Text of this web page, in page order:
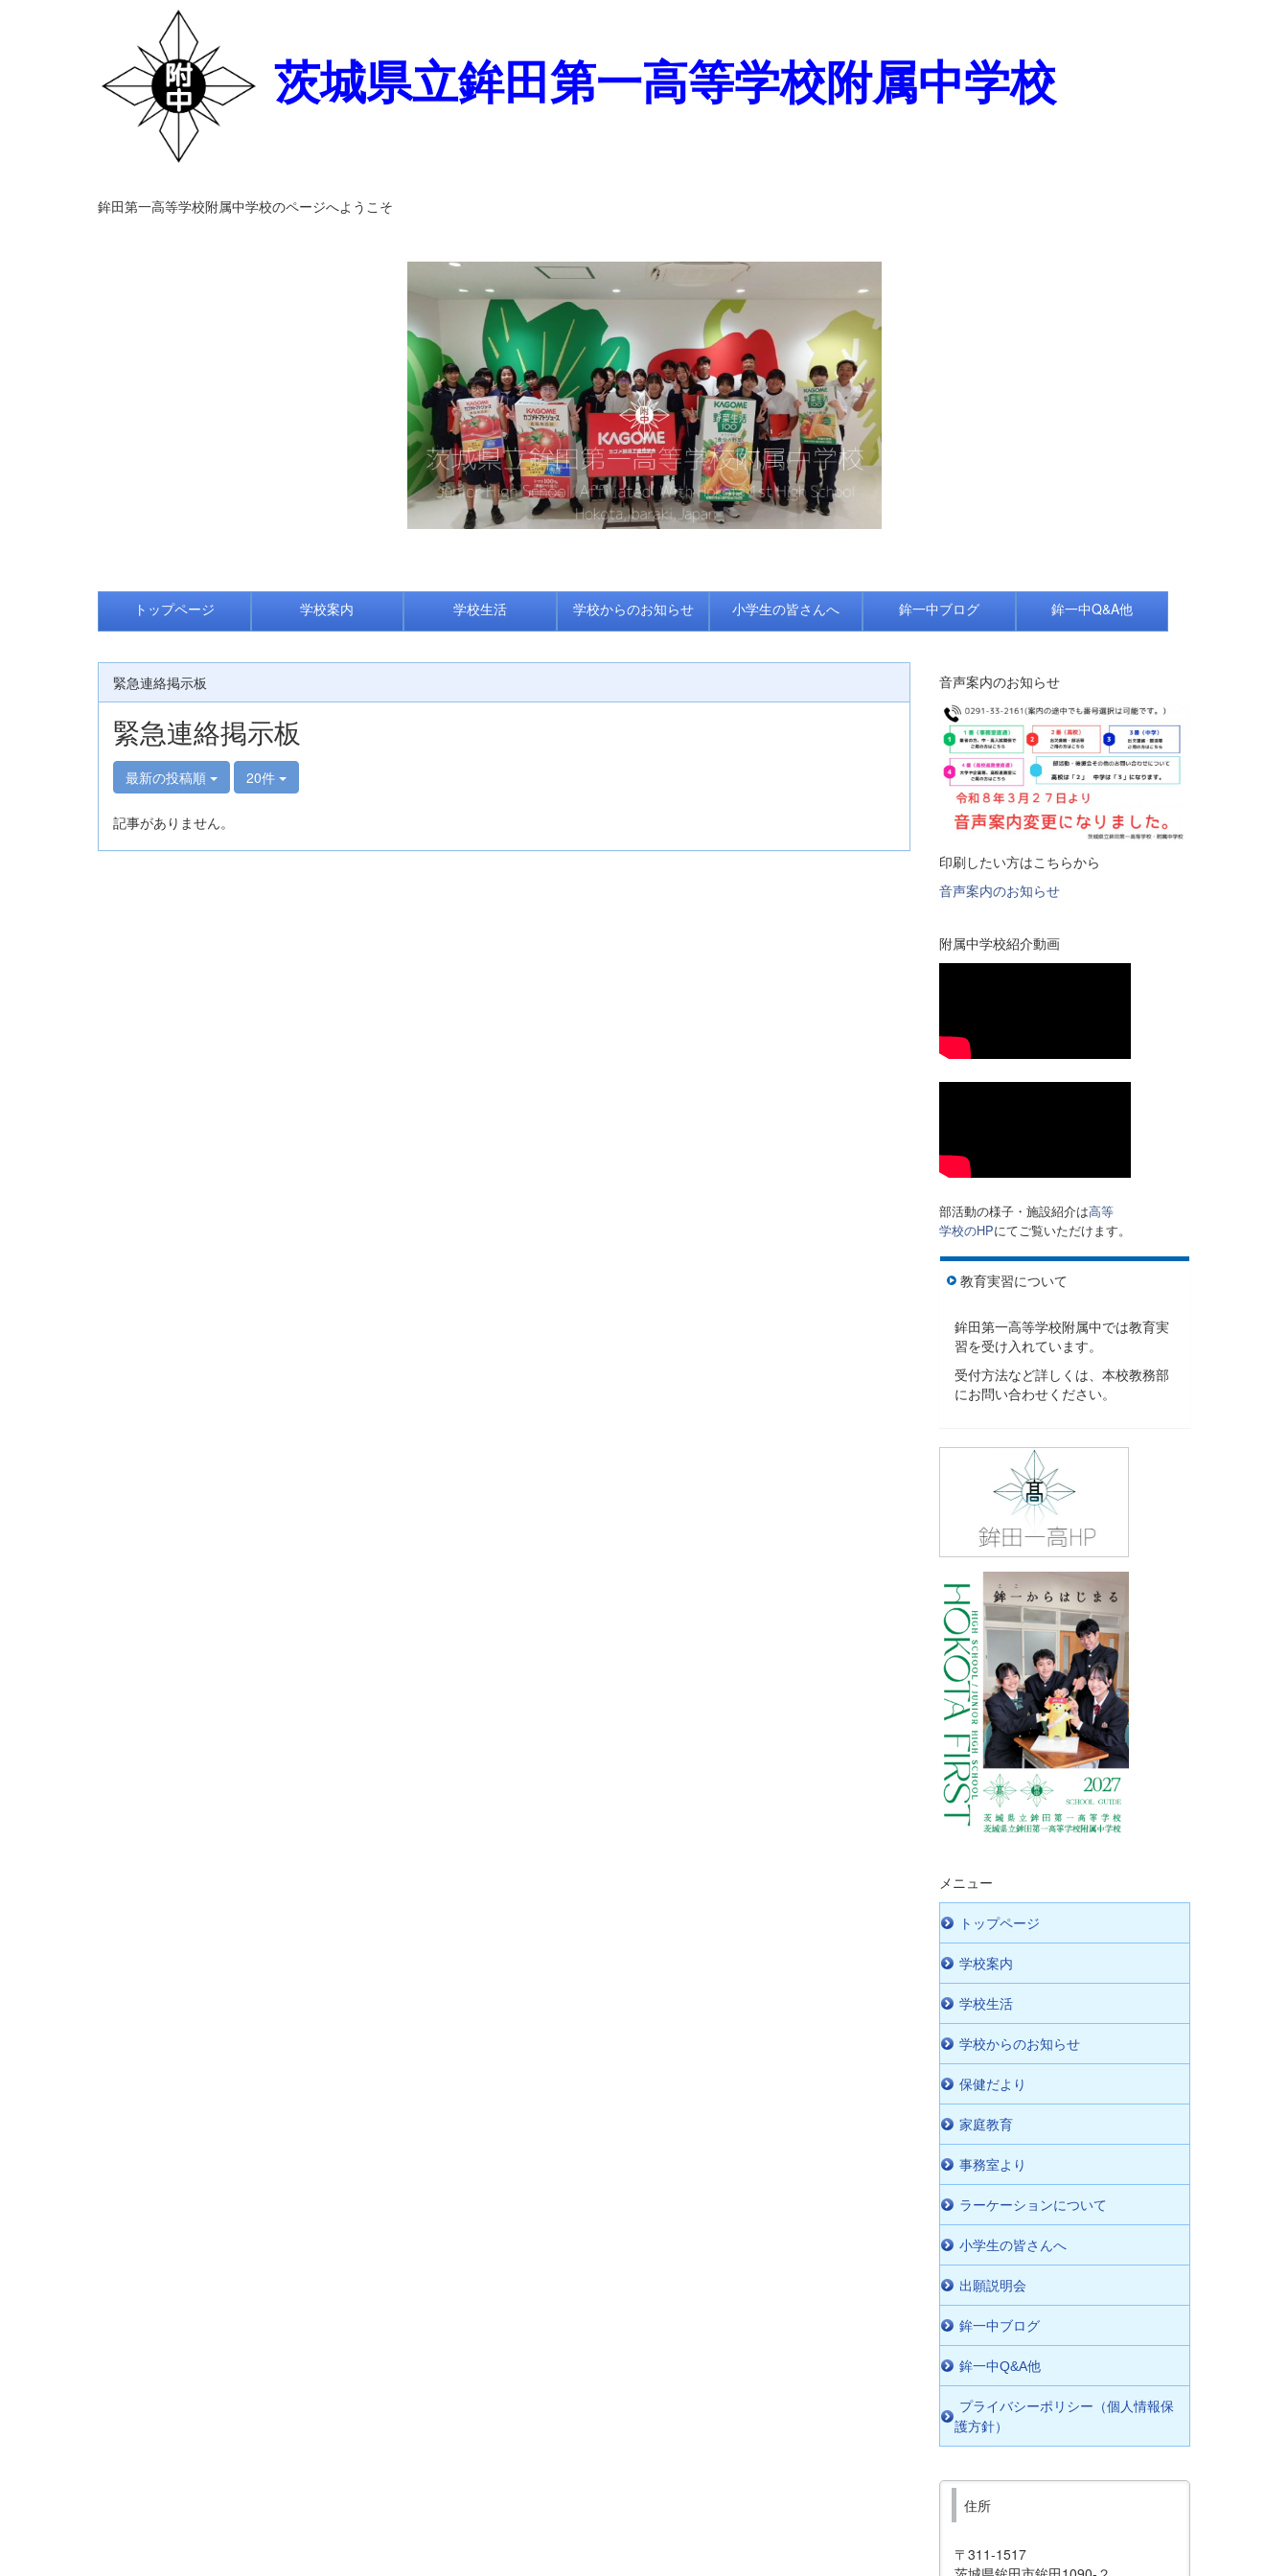
茨城県立鉾田第一高等学校附属中学校
鉾田第一高等学校附属中学校のページへようこそ
トップページ 学校案内 学校生活 学校からのお知らせ 小学生の皆さんへ 鉾一中ブログ 鉾一中Q&A他
緊急連絡掲示板
緊急連絡掲示板
最新の投稿順 20件
記事がありません。
音声案内のお知らせ
印刷したい方はこちらから
音声案内のお知らせ
附属中学校紹介動画
部活動の様子・施設紹介は高等
学校のHPにてご覧いただけます。
教育実習について
鉾田第一高等学校附属中では教育実
習を受け入れています。
受付方法など詳しくは、本校教務部
にお問い合わせください。
メニュー
トップページ
学校案内
学校生活
学校からのお知らせ
保健だより
家庭教育
事務室より
ラーケーションについて
小学生の皆さんへ
出願説明会
鉾一中ブログ
鉾一中Q&A他
プライバシーポリシー（個人情報保
護方針）
住所
〒311-1517